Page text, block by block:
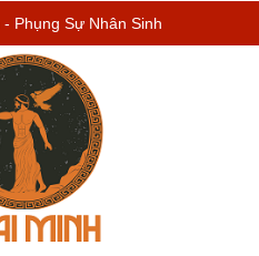
Phụng Sự Nhân Sinh